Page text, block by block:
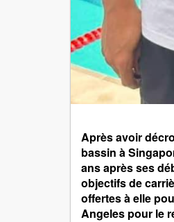
Après avoir
bassin à
ans après ses
objectifs de
offertes à elle
Angeles pour le